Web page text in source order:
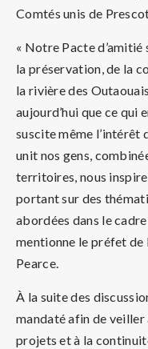
Comtés unis de
« Notre Pacte d’amitié
la préservation, de la
la rivière des
aujourd’hui que ce qui
suscite même l’intérêt
unit nos gens,
territoires, nous
portant sur des
abordées dans le
mentionne le préfet de
Pearce.
À la suite des
mandaté afin de veiller
projets et à la